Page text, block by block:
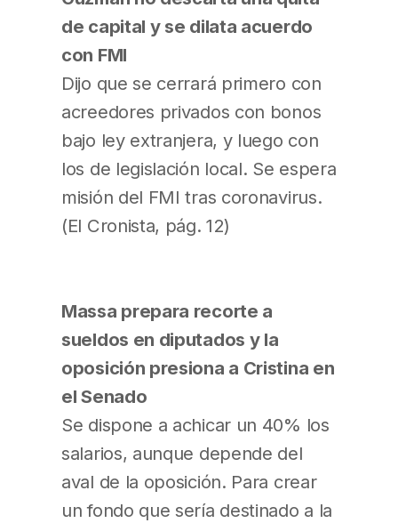
de capital y se dilata acuerdo
con FMI
Dijo que se cerrará primero con
acreedores privados con bonos
bajo ley extranjera, y luego con
los de legislación local. Se espera
misión del FMI tras coronavirus.
(El Cronista, pág. 12)
Massa prepara recorte a
sueldos en diputados y la
oposición presiona a Cristina en
el Senado
Se dispone a achicar un 40% los
salarios, aunque depende del
aval de la oposición. Para crear
un fondo que sería destinado a la